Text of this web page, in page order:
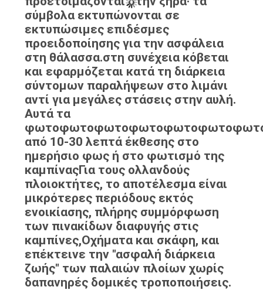
σύμβολα εκτυπώνονται σε
εκτυπώσιμες επιδέσμες
προειδοποίησης για την ασφάλεια
στη θάλασσα.στη συνέχεια κόβεται
και εφαρμόζεται κατά τη διάρκεια
σύντομων παραλήψεων στο λιμάνι
αντί για μεγάλες στάσεις στην αυλή.
Αυτά τα
από 10-30 λεπτά έκθεσης στο
ημερήσιο φως ή στο φωτισμό της
καμπίναςΓια τους ολλανδούς
πλοιοκτήτες, το αποτέλεσμα είναι
μικρότερες περιόδους εκτός
ενοικίασης, πλήρης συμμόρφωση
των πινακίδων διαφυγής στις
καμπίνες,Οχήματα και σκάφη, και
επέκτεινε την "ασφαλή διάρκεια
ζωής" των παλαιών πλοίων χωρίς
δαπανηρές δομικές τροποποιήσεις.